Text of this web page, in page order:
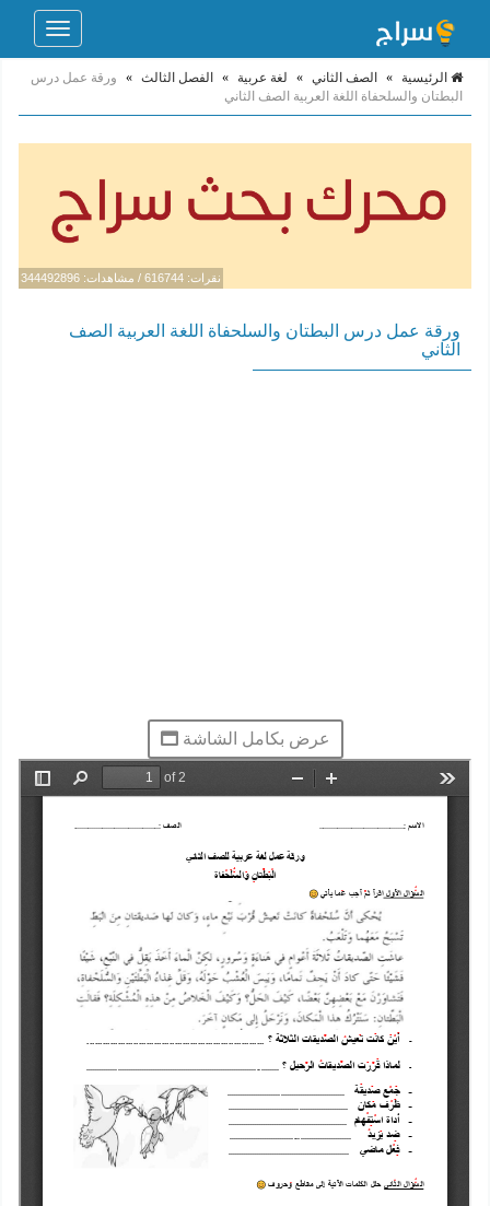
Toggle
الرئيسية » الصف الثاني » لغة عربية » الفصل الثالث »
ورقة عمل درس
البطتان والسلحفاة اللغة العربية الصف الثاني
نقرات: 616744 / مشاهدات: 344492896
ورقة عمل درس البطتان والسلحفاة اللغة العربية الصف
الثاني
عرض بكامل الشاشة